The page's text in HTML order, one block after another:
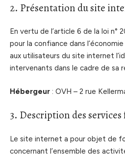
2. Présentation du site
En vertu de l’article 6 de la loi n°
pour la confiance dans
aux utilisateurs du site internet
intervenants dans le cadre de sa
Hébergeur : OVH – 2 rue
3. Description des
Le site internet a pour objet de
concernant l’ensemble des